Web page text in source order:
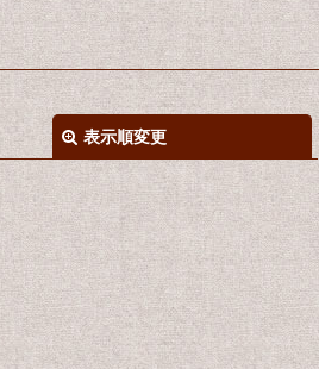
表示順変更
絞り込む